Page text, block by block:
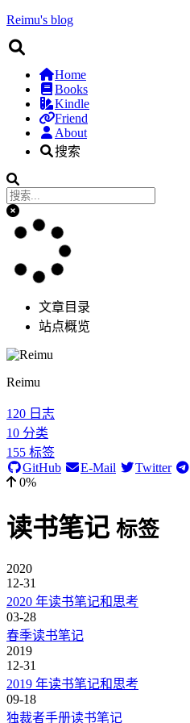
Reimu's blog
Home
Books
Kindle
Friend
About
搜索
文章目录
站点概览
Reimu
120 日志
10 分类
155 标签
GitHub
E-Mail Twitter
0%
读书笔记 标签
2020
12-31
2020 年读书笔记和思考
03-28
春季读书笔记
2019
12-31
2019 年读书笔记和思考
09-18
独裁者手册读书笔记